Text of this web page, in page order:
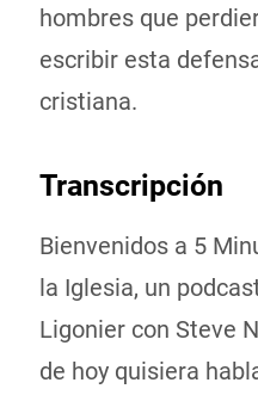
hombres que
escribir esta
cristiana.
Transcripción
Bienvenidos a 5
la Iglesia, un
Ligonier con Steve
de hoy quisiera